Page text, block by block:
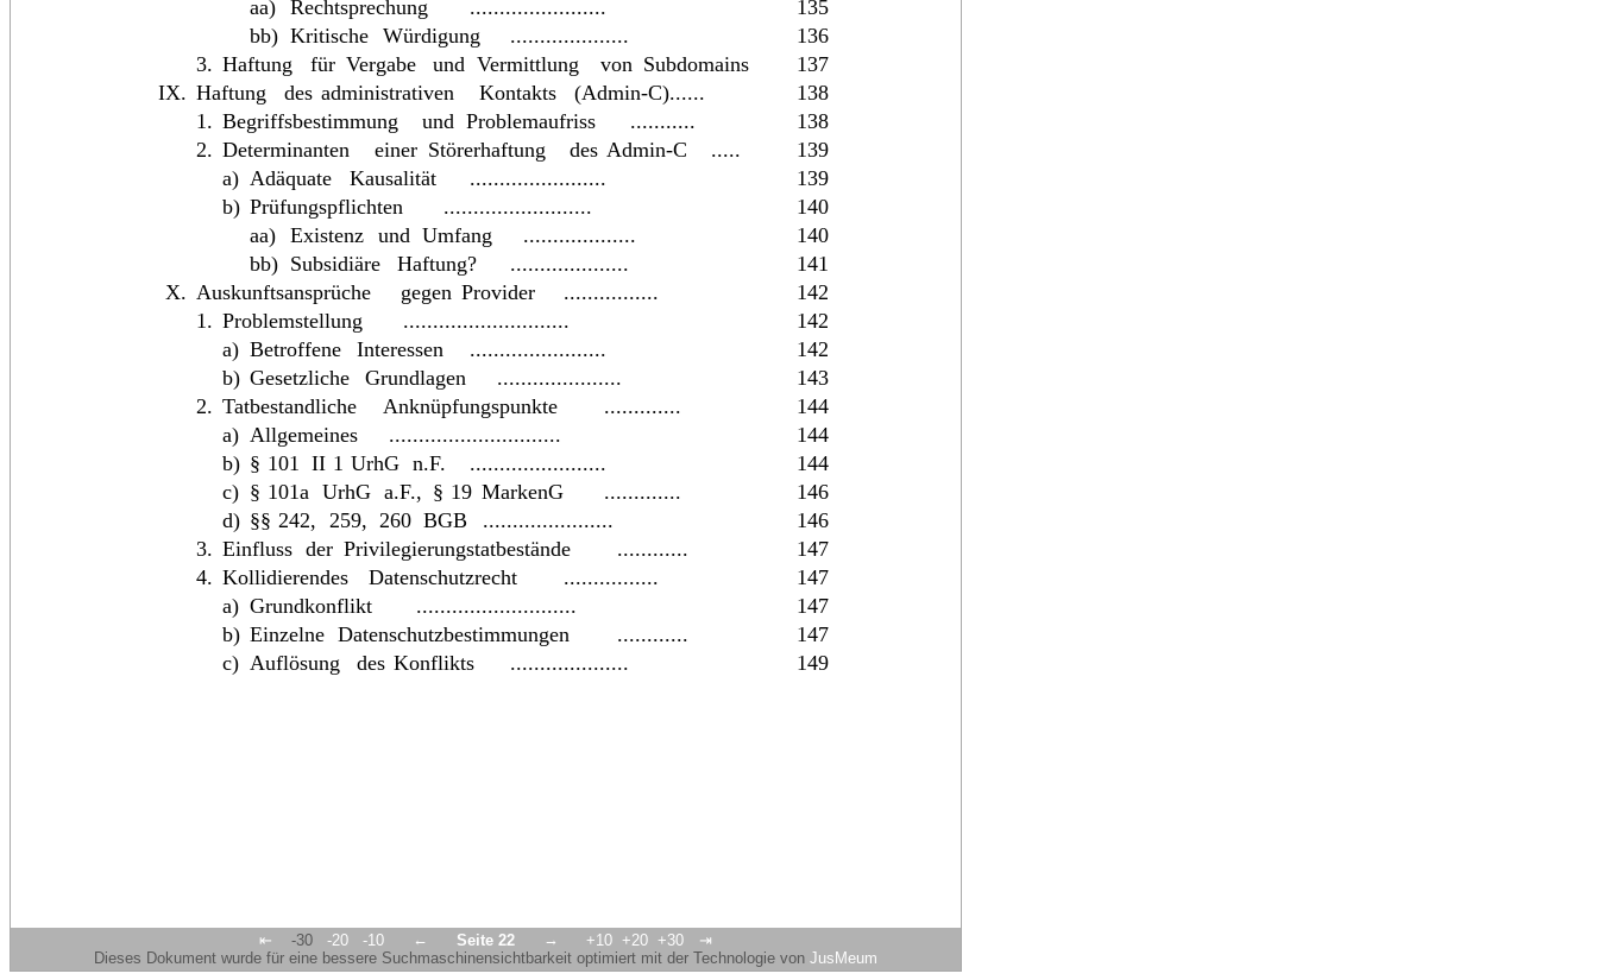
aa)
Rechtsprechung .......................
135
bb) Kritische Würdigung ....................
136
3. Haftung für Vergabe und Vermittlung von Subdomains
137
IX. Haftung des administrativen Kontakts (Admin-C)......
138
1. Begriffsbestimmung und Problemaufriss ...........
138
2. Determinanten einer Störerhaftung des Admin-C .....
139
a) Adäquate Kausalität .......................
139
b) Prüfungspflichten .........................
140
aa)
Existenz und Umfang ...................
140
bb) Subsidiäre Haftung? ....................
141
X. Auskunftsansprüche gegen Provider ................
142
1. Problemstellung ............................
142
a) Betroffene Interessen .......................
142
b) Gesetzliche Grundlagen .....................
143
2. Tatbestandliche Anknüpfungspunkte .............
144
a) Allgemeines .............................
144
b) § 101 II 1 UrhG n.F. .......................
144
c) § 101a UrhG a.F., § 19 MarkenG .............
146
d) §§ 242, 259, 260 BGB ......................
146
3. Einfluss der Privilegierungstatbestände
............
4. Kollidierendes Datenschutzrecht ................
147
147
a) Grundkonflikt ...........................
147
b) Einzelne Datenschutzbestimmungen ............
147
c) Auflösung des Konflikts .................... 149
⇤ -30 -20 -10 ← Seite 22 → +10 +20 +30
⇥
Dieses Dokument wurde für eine bessere Suchmaschinensichtbarkeit optimiert mit der Technologie von JusMeum